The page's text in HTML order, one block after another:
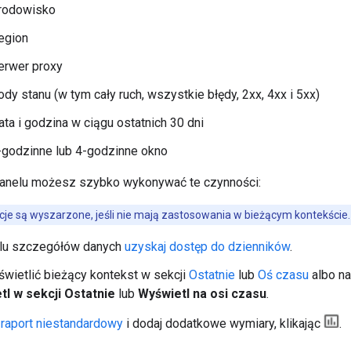
proxy
stanu (w tym cały ruch, wszystkie błędy, 2xx, 4xx i 5xx)
i godzina w ciągu ostatnich 30 dni
lub 4-godzinne okno
możesz szybko wykonywać te czynności:
są wyszarzone, jeśli nie mają zastosowania w bieżącym kontekście.
szczegółów danych uzyskaj dostęp do dzienników.
bieżący kontekst w sekcji Ostatnie lub Oś czasu albo
w sekcji Ostatnie lub Wyświetl na osi czasu.
niestandardowy i dodaj dodatkowe wymiary, klikając
.